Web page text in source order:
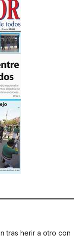
tras herir a otro con